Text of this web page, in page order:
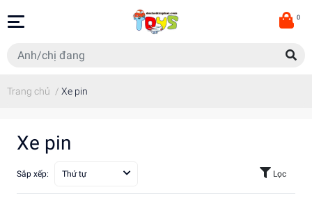
0
Trang chủ / Xe pin
Xe pin
Sắp xếp: Thứ tự Lọc